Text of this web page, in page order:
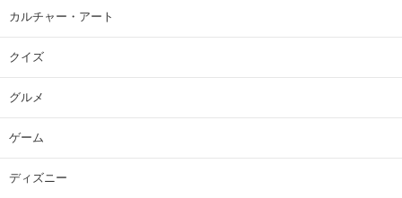
カルチャー・アート
クイズ
グルメ
ゲーム
ディズニー